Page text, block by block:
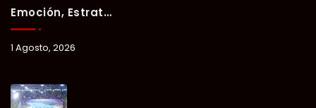
Emoción, Estrategia Y Trabajo En Equipo Marcan El Segundo Día Del Verano Xul-Há 2026.
1 Agosto, 2026